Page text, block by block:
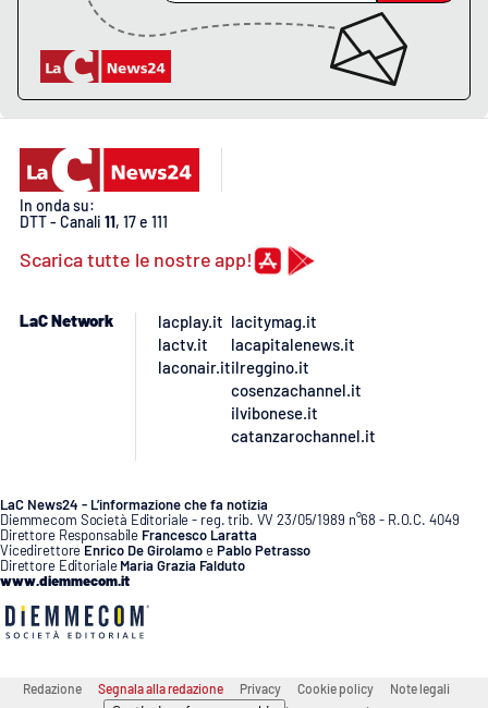
Storie
LAC
NETWORK
Lacplay.it
Ilreggino.it
Cosenzachannel.it
Ilvibonese.it
In onda su:
DTT - Canali 11, 17 e 111
Scarica tutte le nostre app!
LaC Network
lacplay.it
lactv.it
laconair.it
lacitymag.it
lacapitalenews.it
ilreggino.it
cosenzachannel.it
ilvibonese.it
catanzarochannel.it
LaC News24 - L’informazione che fa notizia
Diemmecom Società Editoriale - reg. trib. VV 23/05/1989 n°68 - R.O.C. 4049
Direttore Responsabile Francesco Laratta
Vicedirettore Enrico De GirolamoePablo Petrasso
Direttore Editoriale Maria Grazia Falduto
www.diemmecom.it
Redazione Segnala alla redazione Privacy Cookie policy Note legali